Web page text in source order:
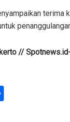
terima
//